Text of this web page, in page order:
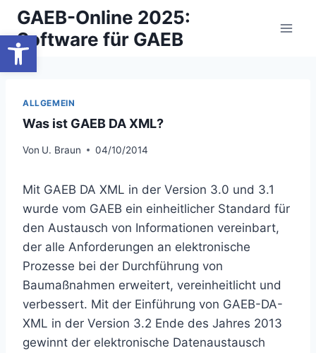
Werkzeugleiste öffnen
Zum
Inhalt
springen
GAEB-Online 2025:
Software für GAEB
ALLGEMEIN
Was ist GAEB DA XML?
Von U. Braun 04/10/2014
Mit GAEB DA XML in der Version 3.0 und 3.1
wurde vom GAEB ein einheitlicher Standard für
den Austausch von Informationen vereinbart,
der alle Anforderungen an elektronische
Prozesse bei der Durchführung von
Baumaßnahmen erweitert, vereinheitlicht und
verbessert. Mit der Einführung von GAEB-DA-
XML in der Version 3.2 Ende des Jahres 2013
gewinnt der elektronische Datenaustausch